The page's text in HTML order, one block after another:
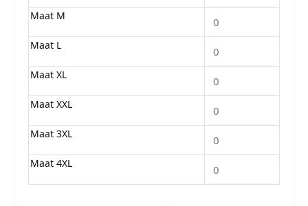
Maat M
Maat L
Maat XL
Maat XXL
Maat 3XL
Maat 4XL